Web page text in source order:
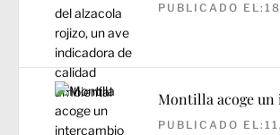
PUBLICADO
Montilla acoge un
PUBLICADO